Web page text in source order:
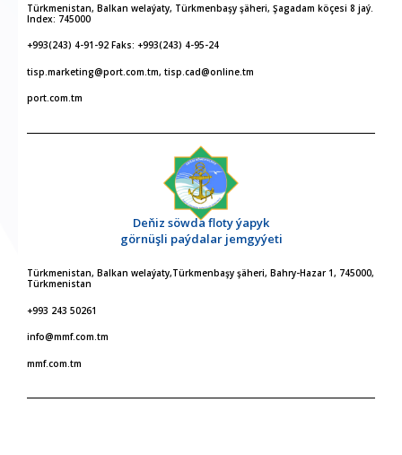
Türkmenistan, Balkan welaýaty, Türkmenbaşy şäheri, Şagadam köçesi 8 jaý.
Index: 745000
+993(243) 4-91-92 Faks: +993(243) 4-95-24
tisp.marketing@port.com.tm, tisp.cad@online.tm
port.com.tm
Deňiz söwda floty ýapyk
görnüşli paýdalar jemgyýeti
Türkmenistan, Balkan welaýaty,Türkmenbaşy şäheri, Bahry-Hazar 1, 745000,
Türkmenistan
+993 243 50261
info@mmf.com.tm
mmf.com.tm